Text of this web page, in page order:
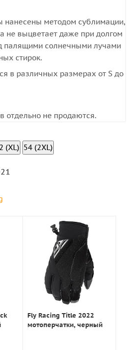
нанесены методом сублимации,
не выцветает даже при долгом
палящими солнечными лучами
стирок.
в различных размерах от S до
отдельно не продаются.
(XL) 54 (2XL)
Fly Racing Title 2022
мотоперчатки, черный